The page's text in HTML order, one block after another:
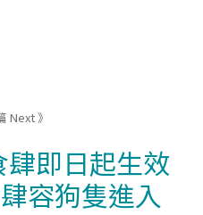
Next 》
即日起生效
容狗隻進入